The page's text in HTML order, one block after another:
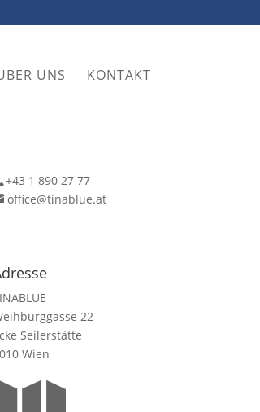
UNS KONTAKT
+43 1 890 27 77
office@tinablue.at
22
Seilerstätte
Wien